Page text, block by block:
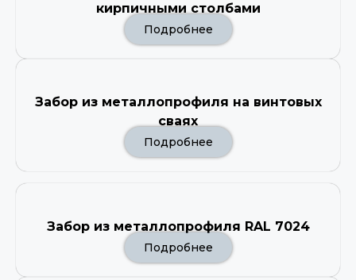
кирпичными столбами
Подробнее
Забор из металлопрофиля на винтовых
сваях
Подробнее
Забор из металлопрофиля RAL 7024
Подробнее